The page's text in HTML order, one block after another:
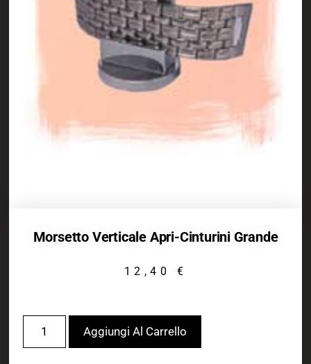
Morsetto Verticale Apri-Cinturini Grande
12,40 €
Aggiungi Al Carrello